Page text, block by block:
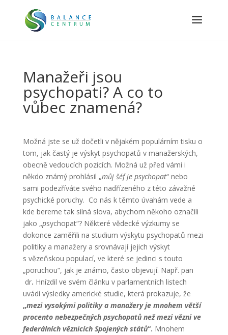
Manažeři jsou
psychopati? A co to
vůbec znamená?
Možná jste se už dočetli v nějakém populárním tisku o
tom, jak častý je výskyt psychopatů v manažerských,
obecně vedoucích pozicích. Možná už před vámi i
někdo známý prohlásil „můj šéf je psychopat“ nebo
sami podezříváte svého nadřízeného z této závažné
psychické poruchy. Co nás k těmto úvahám vede a
kde bereme tak silná slova, abychom někoho označili
jako „psychopat“? Některé vědecké výzkumy se
dokonce zaměřili na studium výskytu psychopatů mezi
politiky a manažery a srovnávají jejich výskyt
s vězeňskou populací, ve které se jedinci s touto
„poruchou“, jak je známo, často objevují. Např. pan
dr. Hnízdil ve svém článku v parlamentních listech
uvádí výsledky americké studie, která prokazuje, že
„mezi vysokými politiky a manažery je mnohem větší
procento nebezpečných psychopatů než mezi vězni ve
federálních věznicích Spojených států“. Mnohem